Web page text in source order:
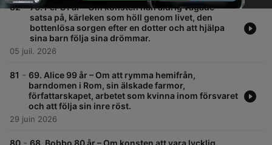
82 - 70. Per 81 år – Om konsten han aldrig vågade
satsa på, kärleken som höll genom livet, den
bottenlösa sorgen efter en dotter och att hjälpa
sina barn följa sina drömmar.
05 juil. 2026
81 - 69. Alice 99 år – Om att rymma hemifrån,
barndomen i Rom, sin älskade farmor,
författarskapet, arbetet som kvinna inom försvaret
och att följa sin inre röst.
29 juin 2026